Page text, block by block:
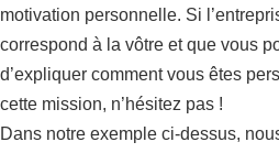
motivation personnelle. Si
correspond à la vôtre et que vous
d’expliquer comment vous êtes
cette mission, n’hésitez pas !
Dans notre exemple ci-dessus,